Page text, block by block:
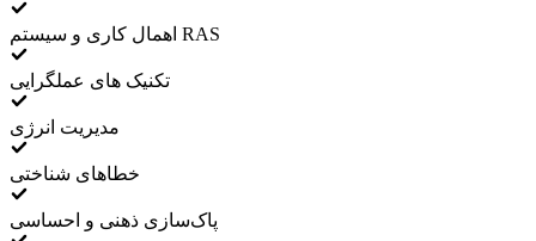
اهمال کاری و سیستم RAS
تکنیک های عملگرایی
مدیریت انرژی
خطاهای شناختی
پاک‌سازی ذهنی و احساسی